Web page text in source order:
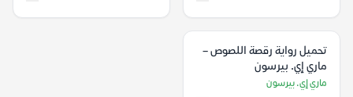
تحميل رواية رقصة اللصوص –
ماري إي. بيرسون
ماري إي. بيرسون